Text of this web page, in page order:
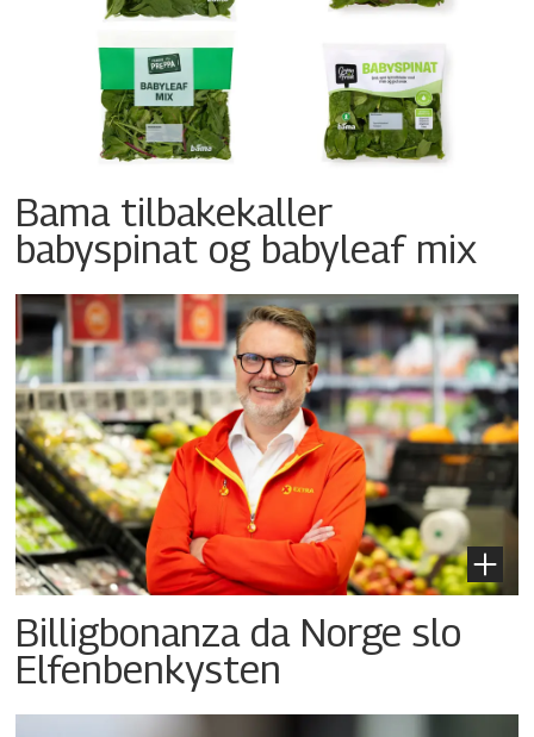
Bama tilbakekaller
babyspinat og babyleaf mix
Billigbonanza da Norge slo
Elfenbenkysten